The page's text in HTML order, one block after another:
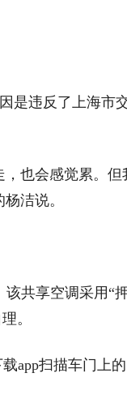
是违反了上海市
，也会感觉累。但
洁说。
共享空调采用“
。
app扫描车门上的